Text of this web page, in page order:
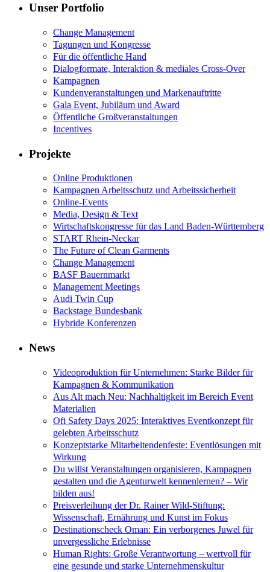
Unser Portfolio
Change Management
Tagungen und Kongresse
Für die öffentliche Hand
Dialogformate, Interaktion & mediales Cross-Over
Kampagnen
Kundenveranstaltungen und Markenauftritte
Gala Event, Jubiläum und Award
Öffentliche Großveranstaltungen
Incentives
Projekte
Online Produktionen
Kampagnen Arbeitsschutz und Arbeitssicherheit
Online-Events
Media, Design & Text
Wirtschaftskongresse für das Land Baden-Württemberg
START Rhein-Neckar
The Future of Clean Garments
Change Management
BASF Bauernmarkt
Management Meetings
Audi Twin Cup
Backstage Bundesbank
Hybride Konferenzen
News
Videoproduktion für Unternehmen: Starke Bilder für
Kampagnen & Kommunikation
Aus Alt mach Neu: Nachhaltigkeit im Bereich Event
Materialien
Ofi Safety Days 2025: Interaktives Eventkonzept für
gelebten Arbeitsschutz
Konzeptstarke Mitarbeitendenfeste: Eventlösungen mit
Wirkung
Du willst Veranstaltungen organisieren, Kampagnen
gestalten und die Agenturwelt kennenlernen? – Wir
bilden aus!
Preisverleihung der Dr. Rainer Wild-Stiftung:
Wissenschaft, Ernährung und Kunst im Fokus
Destinationscheck Oman: Ein verborgenes Juwel für
unvergessliche Erlebnisse
Human Rights: Große Verantwortung – wertvoll für
eine gesunde und starke Unternehmenskultur